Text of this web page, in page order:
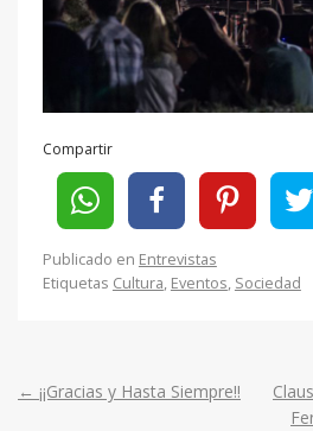
Compartir
Publicado en Entrevistas
Etiquetas Cultura, Eventos, Sociedad
Post
← ¡¡Gracias y Hasta Siempre!!